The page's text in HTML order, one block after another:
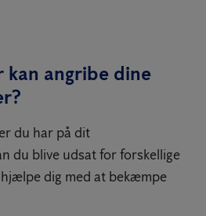
kan angribe dine
du har på dit
du blive udsat for forskellige
dig med at bekæmpe